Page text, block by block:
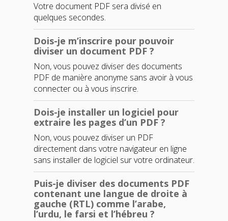
Votre document PDF sera divisé en
quelques secondes.
Dois-je m’inscrire pour pouvoir
diviser un document PDF ?
Non, vous pouvez diviser des documents
PDF de manière anonyme sans avoir à vous
connecter ou à vous inscrire.
Dois-je installer un logiciel pour
extraire les pages d’un PDF ?
Non, vous pouvez diviser un PDF
directement dans votre navigateur en ligne
sans installer de logiciel sur votre ordinateur.
Puis-je diviser des documents PDF
contenant une langue de droite à
gauche (RTL) comme l’arabe,
l’urdu, le farsi et l’hébreu ?